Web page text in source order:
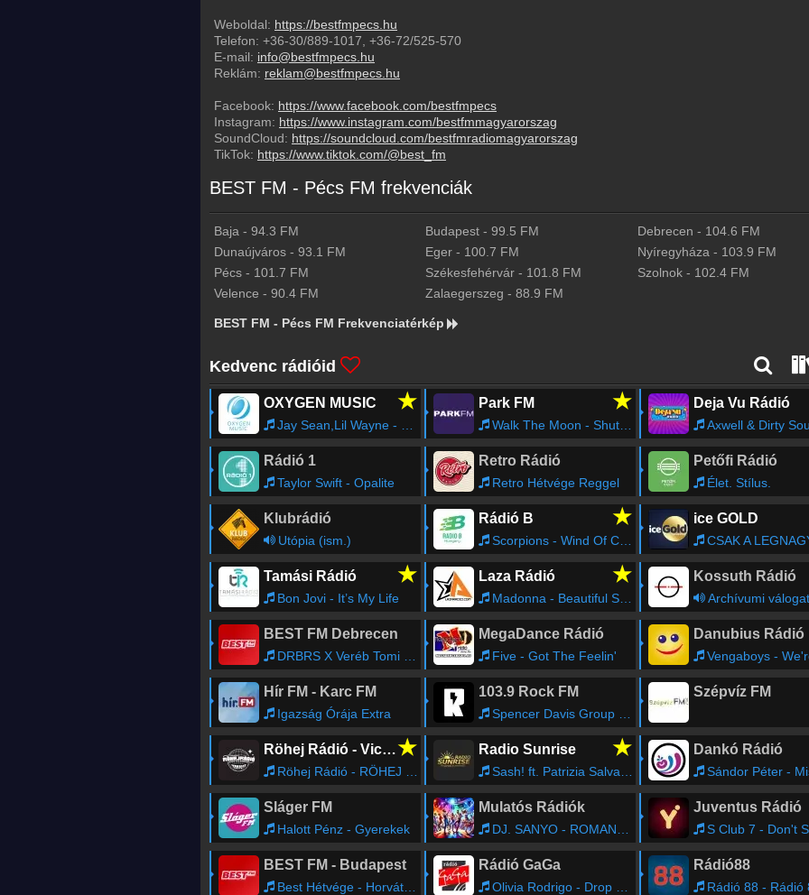
Weboldal: https://bestfmpecs.hu
Telefon: +36-30/889-1017 +36-72/525-570
E-mail: info@bestfmpecs.hu
Reklám: reklam@bestfmpecs.hu
Facebook: https://www.facebook.com/bestfmpecs
Instagram: https://www.instagram.com/bestfmmagyarorszag
SoundCloud: https://soundcloud.com/bestfmradiomagyarorszag
TikTok: https://www.tiktok.com/@best_fm
BEST FM - Pécs FM frekvenciák
Baja - 94.3 FM Budapest -99.5 FM Debrecen - 104.6 FM
Dunaújváros - 93.1 FM Eger - 100.7 FM Nyíregyháza - 103.9 FM
Pécs - 101.7 FM Székesfehérvár - 101.8 FM Szolnok- 102.4 FM
Velence - 90.4 FM Zalaegerszeg -88.9 FM
BEST FM - Pécs FM Frekvenciatérkép
Kedvenc rádióid
OXYGEN MUSIC ★
Jay Sean,Lil Wayne - Down
Park FM ★
Walk The Moon - Shut Up And Dance
Deja Vu Rádió
Axwell & Dirty South - Open
Rádió 1
Taylor Swift - Opalite
Retro Rádió
Retro Hétvége Reggel
Petőfi Rádió
Élet. Stílus.
Klubrádió
Utópia (ism.)
Rádió B ★
Scorpions - Wind Of Change
ice GOLD
CSAK A
Tamási Rádió ★
Bon Jovi - It’s My Life
Laza Rádió ★
Madonna - Beautiful Stranger (William Orbit Radio Edit)
Kossuth Rádió
Archívumi
BEST FM Debrecen
DRBRS X Veréb Tomi - Ugye Nem Bántad Meg
MegaDance Rádió
Five - Got The Feelin'
Danubius Rádió
Vengaboys - We're Going
Hír FM - Karc FM
Igazság Órája Extra
103.9 Rock FM
Spencer Davis Group - Keep On Running
Szépvíz FM
Röhej Rádió - Vicc az egész★
Röhej Rádió - RÖHEJ RÁDIÓ - ÖNÖK KÜLDTÉK08
Radio Sunrise ★
Sash! ft. Patrizia Salvatore - La primavera (Rec Exp) (1998)
Dankó Rádió
Sándor Péter - Mister X belépője (A
Sláger FM
Halott Pénz - Gyerekek
Mulatós Rádiók
DJ. SANYO - ROMANCOK MIX (2009.01.05.)
Juventus Rádió
S Club 7 - Don't Stop
BEST FM - Budapest
Best Hétvége - Horváth Zoltán ‘Hory’
Rádió GaGa
Olivia Rodrigo - Drop Dead
Rádió88
Rádió 88 - Rádió